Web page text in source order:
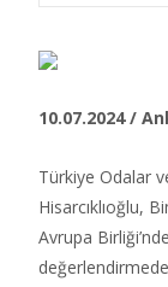
10.07.2024 /
Türkiye Odalar
Hisarcıklıoğlu,
Avrupa